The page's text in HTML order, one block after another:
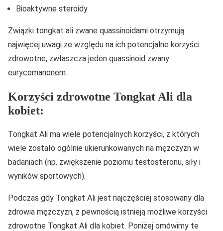
Bioaktywne steroidy
Związki tongkat ali zwane quassinoidami otrzymują
najwięcej uwagi ze względu na ich potencjalne korzyści
zdrowotne, zwłaszcza jeden quassinoid zwany
eurycomanonem.
Korzyści zdrowotne Tongkat Ali dla
kobiet:
Tongkat Ali ma wiele potencjalnych korzyści, z których
wiele zostało ogólnie ukierunkowanych na mężczyzn w
badaniach (np. zwiększenie poziomu testosteronu, siły i
wyników sportowych).
Podczas gdy Tongkat Ali jest najczęściej stosowany dla
zdrowia mężczyzn, z pewnością istnieją możliwe korzyści
zdrowotne Tongkat Ali dla kobiet. Poniżej omówimy te